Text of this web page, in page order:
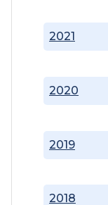
2018
2019
2020
2021